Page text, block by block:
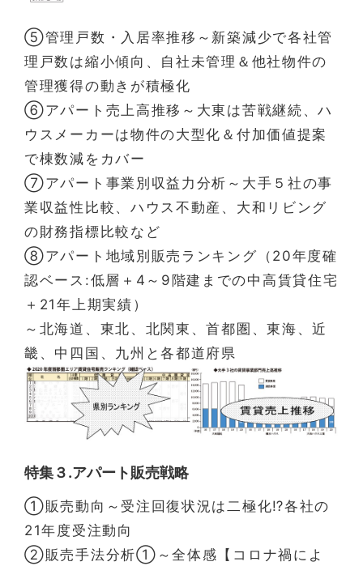
⑤管理戸数・入居率推移～新築減少で各社管
理戸数は縮小傾向、自社未管理＆他社物件の
管理獲得の動きが積極化
➅アパート売上高推移～大東は苦戦継続、ハ
ウスメーカーは物件の大型化＆付加価値提案
で棟数減をカバー
➆アパート事業別収益力分析～大手５社の事
業収益性比較、ハウス不動産、大和リビング
の財務指標比較など
⑧アパート地域別販売ランキング（20年度確
認ベース:低層＋4～9階建までの中高賃貸住宅
＋21年上期実績）
～北海道、東北、北関東、首都圏、東海、近
畿、中四国、九州と各都道府県
特集３.アパート販売戦略
①販売動向～受注回復状況は二極化⁉各社の
21年度受注動向
②販売手法分析①～全体感【コロナ禍によ